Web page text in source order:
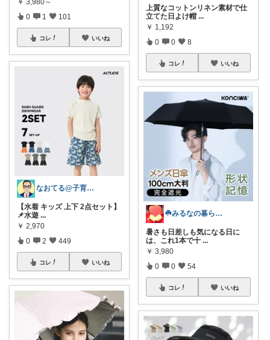
0 1 101
コレ いいね
なおてる@子育て共働き いつもTHX🙏
【水着 キッズ 上下 2点セット】
📌水遊 ...
￥ 2,970
0 2 449
コレ いいね
上質なコットンリネン素材で仕
立てた日よけ帽 ...
￥ 1,192
0 0 8
コレ いいね
☘️みるなの暮らし🍃
暑さも日差しも気になる日に
は、これ1本で十 ...
￥ 3,980
0 0 54
コレ いいね